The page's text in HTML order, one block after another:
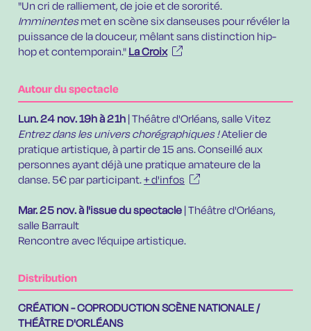
"Un cri de ralliement, de joie et de sororité.
Imminentesmet en scène six danseuses pour révéler la
puissance de la douceur, mêlant sans distinction hip-
hop et contemporain." La Croix
Autour du spectacle
Lun. 24 nov.19h à 21h | Théâtre d'Orléans, salle Vitez
Entrez dans les univers chorégraphiques !Atelier de
pratique artistique, à partir de 15 ans. Conseillé aux
personnes ayant déjà une pratique amateure de la
danse. 5€ par participant.+ d'infos
Mar. 25 nov.à l'issue du spectacle | Théâtre d'Orléans,
salle Barrault
Rencontre avec l'équipe artistique.
Distribution
CRÉATION - COPRODUCTION SCÈNE NATIONALE /
THÉÂTRE D'ORLÉANS